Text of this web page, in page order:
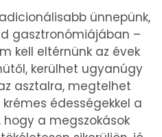
ünnepünk,
gasztronómiájában –
kell eltérnünk az évek
kerülhet ugyanúgy
asztalra, megtelhet
édességekkel a
hogy a megszokások